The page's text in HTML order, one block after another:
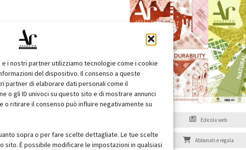
i nostri partner utilizziamo tecnologie come i cookie
del dispositivo. Il consenso a queste
partner di elaborare dati personali come il
o gli ID univoci su questo sito e di mostrare annunci
o ritirare il consenso può influire negativamente su
sopra o per fare scelte dettagliate. Le tue scelte
sito. È possibile modificare le impostazioni in qualsiasi
Edicola web
Abbonati e regala